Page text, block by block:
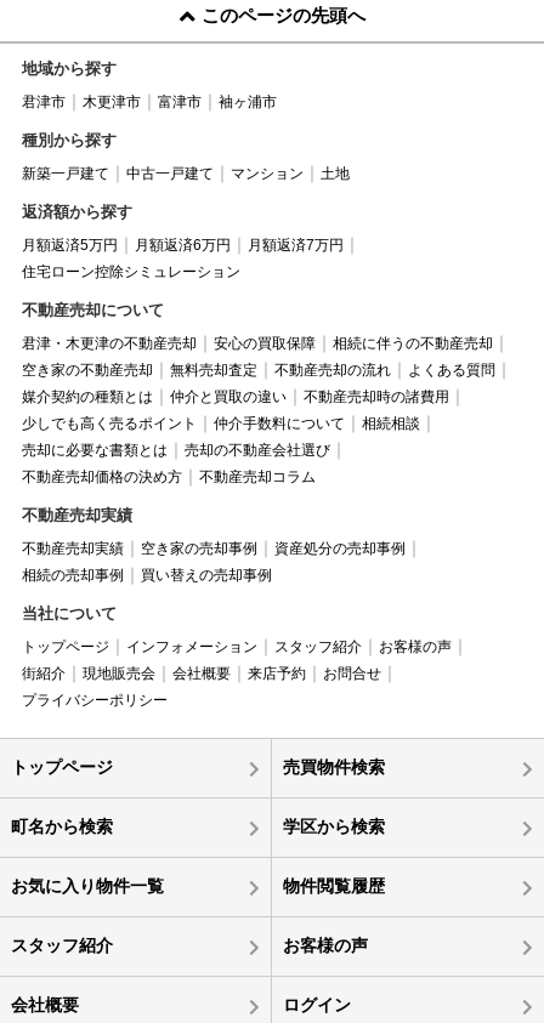
このページの先頭へ
地域から探す
君津市 木更津市 富津市 袖ヶ浦市
種別から探す
新築一戸建て 中古一戸建て マンション 土地
返済額から探す
月額返済5万円 月額返済6万円
月額返済7万円
住宅ローン控除シミュレーション
不動産売却について
君津・木更津の不動産売却 安心の買取保障
相続に伴うの不動産売却
空き家の不動産売却
無料売却査定 不動産売却の流れ
よくある質問
媒介契約の種類とは
仲介と買取の違い
不動産売却時の諸費用
少しでも高く売るポイント
仲介手数料について
相続相談
売却に必要な書類とは
売却の不動産会社選び
不動産売却価格の決め方
不動産売却コラム
不動産売却実績
不動産売却実績 空き家の売却事例
資産処分の売却事例
相続の売却事例
買い替えの売却事例
当社について
トップページ インフォメーション スタッフ紹介
お客様の声
街紹介
現地販売会 会社概要 来店予約
お問合せ
プライバシーポリシー
トップページ 売買物件検索
町名から検索 学区から検索
お気に入り物件一覧 物件閲覧履歴
スタッフ紹介 お客様の声
会社概要 ログイン